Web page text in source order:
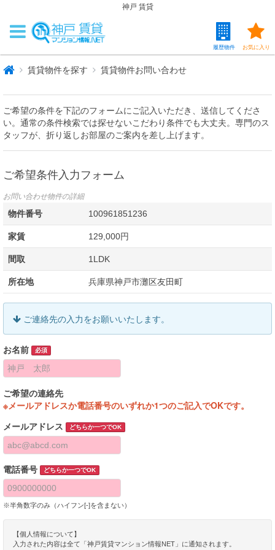
神戸 賃貸
お気に入り
履歴物件
賃貸物件を探す 賃貸物件お問い合わせ
ご希望の条件を下記のフォームにご記入いただき、送信してくださ
い。通常の条件検索では探せないこだわり条件でも大丈夫。専門のス
タッフが、折り返しお部屋のご案内を差し上げます。
ご希望条件入力フォーム
お問い合わせ物件の詳細
物件番号 100961851236
家賃 129,000円
間取 1LDK
所在地 兵庫県神戸市灘区友田町
ご連絡先の入力をお願いいたします。
お名前 必須
ご希望の連絡先
※メールアドレスか電話番号のいずれか1つのご記入でOKです。
メールアドレス どちらか一つでOK
電話番号 どちらか一つでOK
※半角数字のみ（ハイフン[-]を含まない）
【個人情報について】
入力された内容は全て「神戸賃貸マンション情報NET」に通知されます。